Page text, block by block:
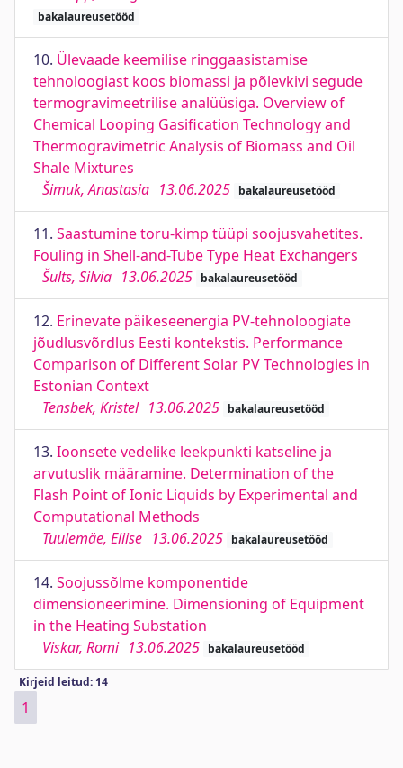
bakalaureusetööd
10. Ülevaade keemilise ringgaasistamise
tehnoloogiast koos biomassi ja põlevkivi segude
termogravimeetrilise analüüsiga. Overview of
Chemical Looping Gasification Technology and
Thermogravimetric Analysis of Biomass and Oil
Shale Mixtures
Šimuk, Anastasia 13.06.2025 bakalaureusetööd
11. Saastumine toru-kimp tüüpi soojusvahetites.
Fouling in Shell-and-Tube Type Heat Exchangers
Šults, Silvia 13.06.2025 bakalaureusetööd
12. Erinevate päikeseenergia PV-tehnoloogiate
jõudlusvõrdlus Eesti kontekstis. Performance
Comparison of Different Solar PV Technologies in
Estonian Context
Tensbek, Kristel 13.06.2025 bakalaureusetööd
13. Ioonsete vedelike leekpunkti katseline ja
arvutuslik määramine. Determination of the
Flash Point of Ionic Liquids by Experimental and
Computational Methods
Tuulemäe, Eliise 13.06.2025 bakalaureusetööd
14. Soojussõlme komponentide
dimensioneerimine. Dimensioning of Equipment
in the Heating Substation
Viskar, Romi 13.06.2025 bakalaureusetööd
Kirjeid leitud: 14
1